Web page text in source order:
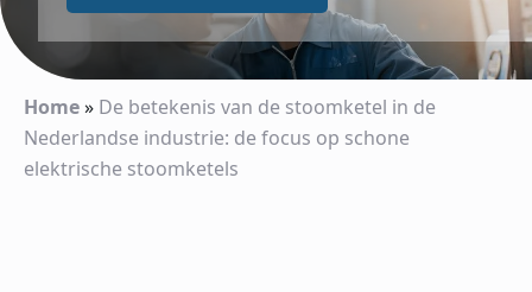
Home» De betekenis van de stoomketel in de
Nederlandse industrie: de focus op schone
elektrische stoomketels